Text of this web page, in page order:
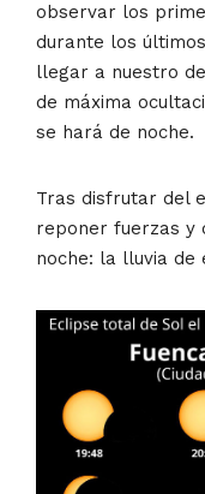
observar los
durante los
llegar a nuestro
de máxima
se hará de noche.
Tras disfrutar del
reponer fuerzas y
noche: la lluvia de